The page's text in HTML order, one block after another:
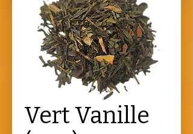
Vert Vanille